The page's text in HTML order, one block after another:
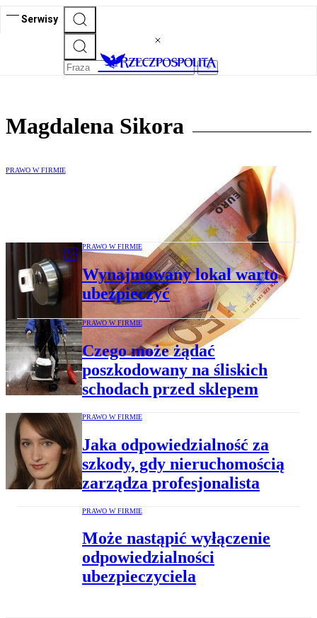
Serwisy
Magdalena Sikora
PRAWO W FIRMIE
Pracodawca może się doubezpieczyć
PRAWO W FIRMIE
Wynajmowany lokal warto
ubezpieczyć
PRAWO W FIRMIE
Czego może żądać
poszkodowany na śliskich
schodach przed sklepem
PRAWO W FIRMIE
Jaka odpowiedzialność za
szkody, gdy nieruchomością
zarządza profesjonalista
PRAWO W FIRMIE
Może nastąpić wyłączenie
odpowiedzialności
ubezpieczyciela